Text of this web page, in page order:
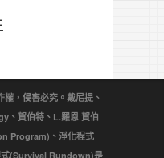
，侵害必究。戴尼提、
、賀伯特、L.羅恩 賀伯
Program)、淨化程式
(Survival Rundown)是